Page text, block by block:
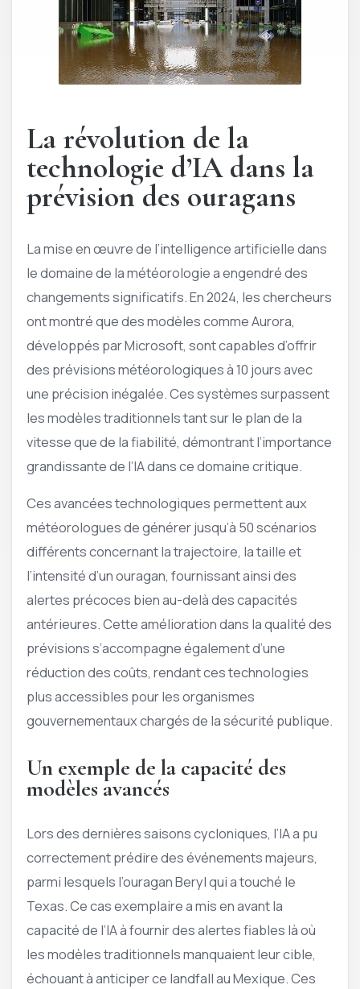
La révolution de la
technologie d’IA dans la
prévision des ouragans
La mise en œuvre de l’intelligence artificielle dans
le domaine de la météorologie a engendré des
changements significatifs. En 2024, les chercheurs
ont montré que des modèles comme Aurora,
développés par Microsoft, sont capables d’offrir
des prévisions météorologiques à 10 jours avec
une précision inégalée. Ces systèmes surpassent
les modèles traditionnels tant sur le plan de la
vitesse que de la fiabilité, démontrant l’importance
grandissante de l’IA dans ce domaine critique.
Ces avancées technologiques permettent aux
météorologues de générer jusqu’à 50 scénarios
différents concernant la trajectoire, la taille et
l’intensité d’un ouragan, fournissant ainsi des
alertes précoces bien au-delà des capacités
antérieures. Cette amélioration dans la qualité des
prévisions s’accompagne également d’une
réduction des coûts, rendant ces technologies
plus accessibles pour les organismes
gouvernementaux chargés de la sécurité publique.
Un exemple de la capacité des
modèles avancés
Lors des dernières saisons cycloniques, l’IA a pu
correctement prédire des événements majeurs,
parmi lesquels l’ouragan Beryl qui a touché le
Texas. Ce cas exemplaire a mis en avant la
capacité de l’IA à fournir des alertes fiables là où
les modèles traditionnels manquaient leur cible,
échouant à anticiper ce landfall au Mexique. Ces